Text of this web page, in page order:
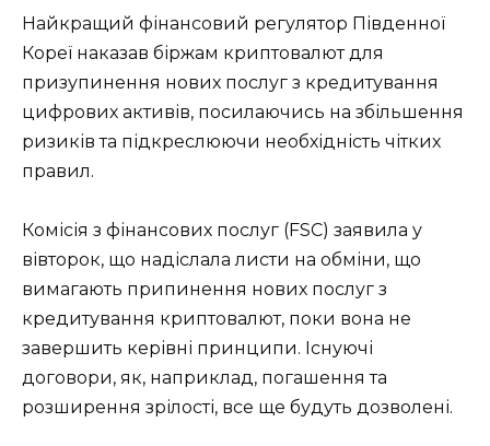
Найкращий фінансовий регулятор Південної
Кореї наказав біржам криптовалют для
призупинення нових послуг з кредитування
цифрових активів, посилаючись на збільшення
ризиків та підкреслюючи необхідність чітких
правил.
Комісія з фінансових послуг (FSC) заявила у
вівторок, що надіслала листи на обміни, що
вимагають припинення нових послуг з
кредитування криптовалют, поки вона не
завершить керівні принципи. Існуючі
договори, як, наприклад, погашення та
розширення зрілості, все ще будуть дозволені.